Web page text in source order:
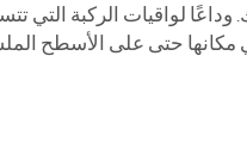
لواقيات الركبة
مكانها حتى على الأسطح